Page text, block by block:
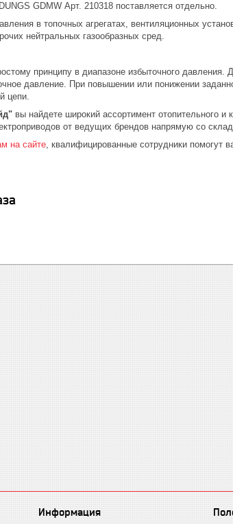
GDMW Арт. 210318 поставляется отдельно.
в топочных агрегатах, вентиляционных
нейтральных газообразных сред.
принципу в диапазоне избыточного
давление. При повышении или понижении
цепи.
вы найдете широкий ассортимент отопительного и
от ведущих брендов напрямую со
на сайте, квалифицированные сотрудники
Информация